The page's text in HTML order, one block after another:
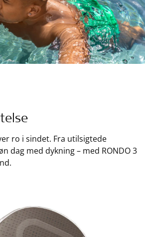
ro i sindet. Fra utilsigtede
dag med dykning – med RONDO 3